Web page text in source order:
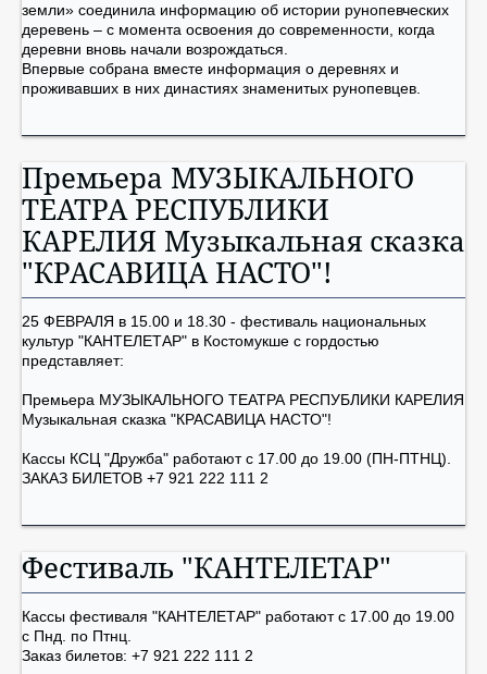
земли» соединила информацию об истории рунопевческих
деревень – с момента освоения до современности, когда
деревни вновь начали возрождаться.
Впервые собрана вместе информация о деревнях и
проживавших в них династиях знаменитых рунопевцев.
Премьера МУЗЫКАЛЬНОГО
ТЕАТРА РЕСПУБЛИКИ
КАРЕЛИЯ Музыкальная сказка
"КРАСАВИЦА НАСТО"!
25 ФЕВРАЛЯ в 15.00 и 18.30 - фестиваль национальных
культур "КАНТЕЛЕТАР" в Костомукше с гордостью
представляет:
Премьера МУЗЫКАЛЬНОГО ТЕАТРА РЕСПУБЛИКИ КАРЕЛИЯ
Музыкальная сказка "КРАСАВИЦА НАСТО"!
Кассы КСЦ "Дружба" работают с 17.00 до 19.00 (ПН-ПТНЦ).
ЗАКАЗ БИЛЕТОВ +7 921 222 111 2
Фестиваль "КАНТЕЛЕТАР"
Кассы фестиваля "КАНТЕЛЕТАР" работают с 17.00 до 19.00
с Пнд. по Птнц.
Заказ билетов: +7 921 222 111 2